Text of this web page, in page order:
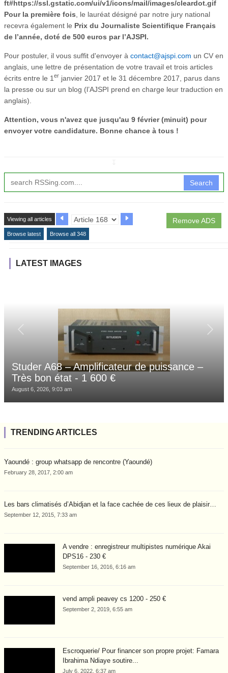
Pour la première fois , le lauréat désigné par notre jury national
recevra également le Prix du Journaliste Scientifique Français
de l’année, doté de 500 euros par l’AJSPI.
Pour postuler, il vous suffit d'envoyer à contact@ajspi.com un CV en
anglais, une lettre de présentation de votre travail et trois articles
écrits entre le 1 er janvier 2017 et le 31 décembre 2017, parus dans
la presse ou sur un blog (l’AJSPI prend en charge leur traduction en
anglais).
Attention, vous n'avez que jusqu'au 9 février (minuit) pour
envoyer votre candidature. Bonne chance à tous !
Search
Remove ADS
Viewing all articles
Browse latest Browse all 348
LATEST IMAGES
Studer A68 – Amplificateur de puissance –
Très bon état - 1 600 €
August 6, 2026, 9:03 am
TRENDING ARTICLES
Yaoundé : group whatsapp de rencontre (Yaoundé)
February 28, 2017, 2:00 am
Les bars climatisés d’Abidjan et la face cachée de ces lieux de plaisir…
September 12, 2015, 7:33 am
A vendre : enregistreur multipistes numérique Akai
DPS16 - 230 €
September 16, 2016, 6:16 am
vend ampli peavey cs 1200 - 250 €
September 2, 2019, 6:55 am
Escroquerie/ Pour financer son propre projet: Famara
Ibrahima Ndiaye soutire...
July 6, 2022, 6:37 am